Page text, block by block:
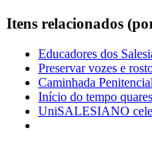
Itens relacionados
Educadores dos
Preservar vozes e
Caminhada
Início do tempo
UniSALESIANO